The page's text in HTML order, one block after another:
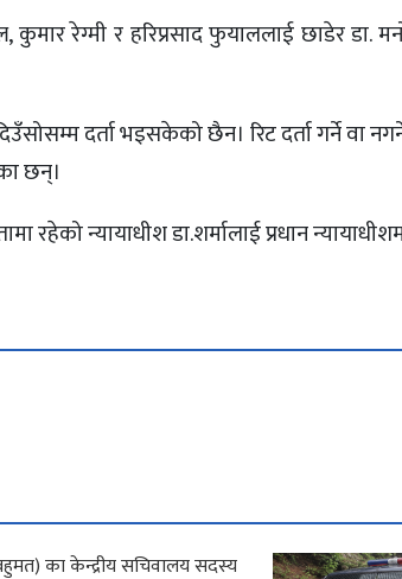
रेग्मी र हरिप्रसाद फुयाललाई छाडेर डा.
दर्ता भइसकेको छैन। रिट दर्ता गर्ने वा
छन्।
न्यायाधीश डा.शर्मालाई प्रधान